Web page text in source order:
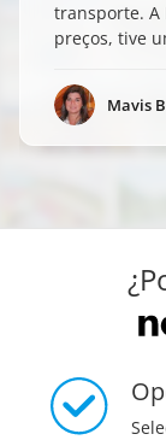
transporte. A
preços, tive
Mavis